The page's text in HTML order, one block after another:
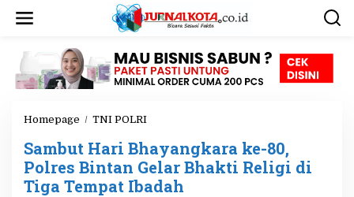
Homepage / TNI POLRI
m
b
u
t
Sambut Hari Bhayangkara ke-80,
Polres Bintan Gelar Bhakti Religi di
Tiga Tempat Ibadah